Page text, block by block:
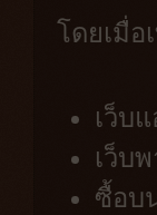
โดยเมื่อ
เว็บ
เว็บ
ซื้อบ